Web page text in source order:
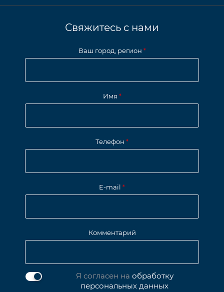
Свяжитесь с нами
Ваш город, регион *
Имя *
Телефон *
E-mail *
Комментарий
Я согласен на обработку
персональных данных